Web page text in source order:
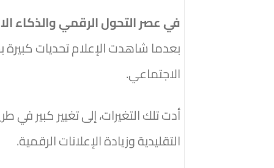
في عصر التحول الرقمي والذكاء
بعدما شاهدت الإعلام تحديات كبيرة
الاجتماعي.
أدت تلك التغيرات، إلى تغيير كبير
التقليدية وزيادة الإعلانات الرقمية.